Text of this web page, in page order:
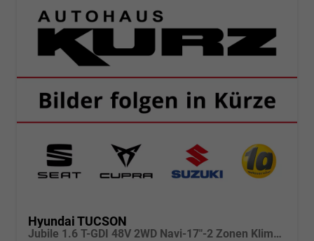
Hyundai TUCSON
Jubile 1.6 T-GDI 48V 2WD Navi-17"-2 Zonen Klimaautomatik-LED-Kamera-Sofort